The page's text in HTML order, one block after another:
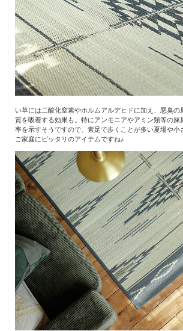
い草には二酸化窒素やホルムアルデヒドに加え、悪臭の
質を吸着する効果も。特にアンモニアやアミン類等の屎
率を示すそうですので、素足で歩くことが多い夏場や小
ご家庭にピッタリのアイテムですね♪